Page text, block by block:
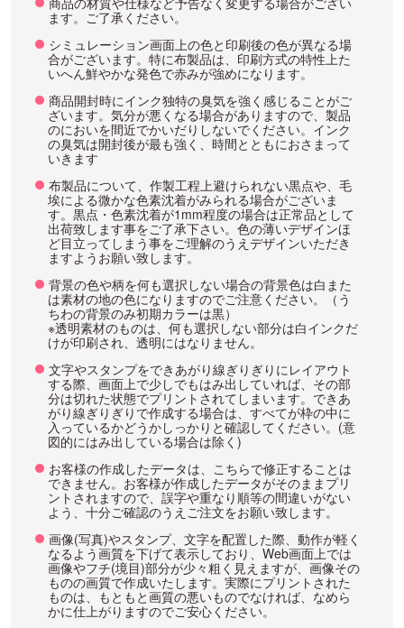
ます。ご了承ください。
シミュレーション画面上の色と印刷後の色が異なる場
合がございます。特に布製品は、印刷方式の特性上た
いへん鮮やかな発色で赤みが強めになります。
商品開封時にインク独特の臭気を強く感じることがご
ざいます。気分が悪くなる場合がありますので、製品
のにおいを間近でかいだりしないでください。インク
の臭気は開封後が最も強く、時間とともにおさまって
いきます
布製品について、作製工程上避けられない黒点や、毛
埃による微かな色素沈着がみられる場合がございま
す。黒点・色素沈着が1mm程度の場合は正常品として
出荷致します事をご了承下さい。色の薄いデザインほ
ど目立ってしまう事をご理解のうえデザインいただき
ますようお願い致します。
背景の色や柄を何も選択しない場合の背景色は白また
は素材の地の色になりますのでご注意ください。（う
ちわの背景のみ初期カラーは黒）
※透明素材のものは、何も選択しない部分は白インクだ
けが印刷され、透明にはなりません。
文字やスタンプをできあがり線ぎりぎりにレイアウト
する際、画面上で少しでもはみ出していれば、その部
分は切れた状態でプリントされてしまいます。できあ
がり線ぎりぎりで作成する場合は、すべてが枠の中に
入っているかどうかしっかりと確認してください。(意
図的にはみ出している場合は除く)
お客様の作成したデータは、こちらで修正することは
できません。お客様が作成したデータがそのままプリ
ントされますので、誤字や重なり順等の間違いがない
よう、十分ご確認のうえご注文をお願い致します。
画像(写真)やスタンプ、文字を配置した際、動作が軽く
なるよう画質を下げて表示しており、Web画面上では
画像やフチ(境目)部分が少々粗く見えますが、画像その
ものの画質で作成いたします。実際にプリントされた
ものは、もともと画質の悪いものでなければ、なめら
かに仕上がりますのでご安心ください。